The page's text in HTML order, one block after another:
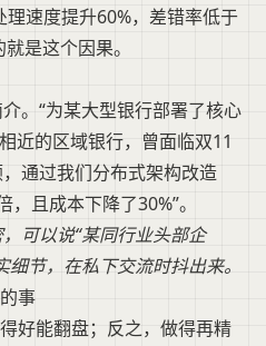
速度提升60%，差错率低于
是这个因果。
。“为某大型银行部署了核心
近的区域银行，曾面临双11
通过我们分布式架构改造
且成本下降了30%”。
可以说“某同行业头部企
节，在私下交流时抖出来。
事
好能翻盘；反之，做得再精